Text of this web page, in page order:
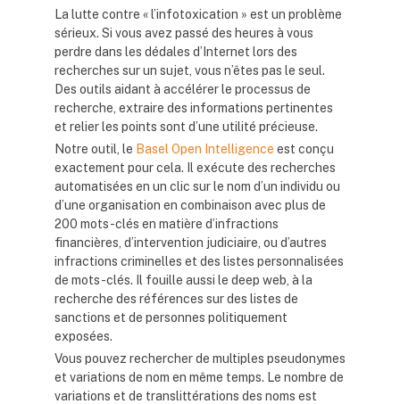
La lutte contre « l’infotoxication » est un problème
sérieux. Si vous avez passé des heures à vous
perdre dans les dédales d’Internet lors des
recherches sur un sujet, vous n’êtes pas le seul.
Des outils aidant à accélérer le processus de
recherche, extraire des informations pertinentes
et relier les points sont d’une utilité précieuse.
Notre outil, le Basel Open Intelligence est conçu
exactement pour cela. Il exécute des recherches
automatisées en un clic sur le nom d’un individu ou
d’une organisation en combinaison avec plus de
200 mots-clés en matière d’infractions
financières, d’intervention judiciaire, ou d’autres
infractions criminelles et des listes personnalisées
de mots-clés. Il fouille aussi le deep web, à la
recherche des références sur des listes de
sanctions et de personnes politiquement
exposées.
Vous pouvez rechercher de multiples pseudonymes
et variations de nom en même temps. Le nombre de
variations et de translittérations des noms est